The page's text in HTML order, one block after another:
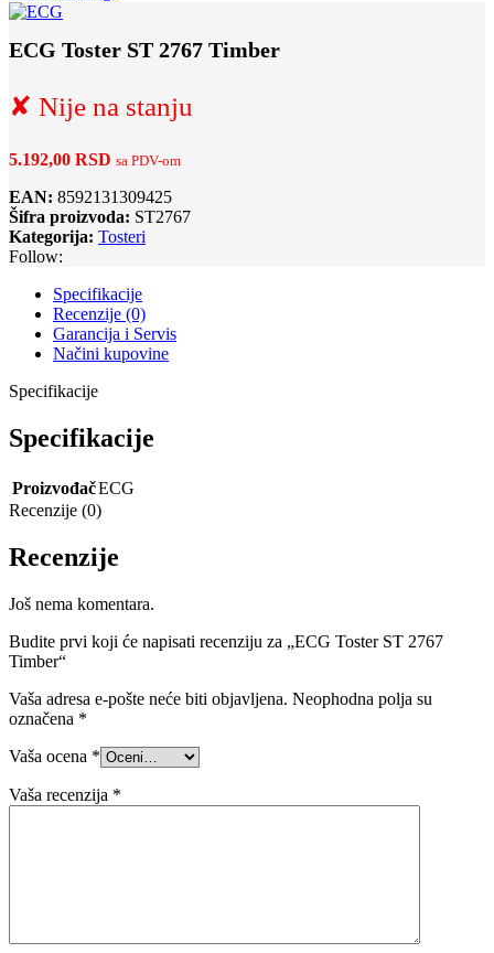
ECG Toster ST 2767 Timber
✘ Nije na stanju
5.192,00 RSD sa PDV-om
EAN: 8592131309425
Šifra proizvoda: ST2767
Kategorija: Tosteri
Follow:
Specifikacije
Recenzije (0)
Garancija i Servis
Načini kupovine
Specifikacije
Specifikacije
ProizvođačECG
Recenzije (0)
Recenzije
Još nema komentara.
Budite prvi koji će napisati recenziju za „ECG Toster ST 2767
Timber“
Vaša adresa e-pošte neće biti objavljena. Neophodna polja su
označena *
Vaša ocena *
Vaša recenzija *